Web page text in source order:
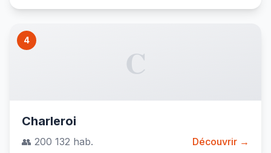
4
C
Charleroi
👥 200 132 hab. Découvrir →